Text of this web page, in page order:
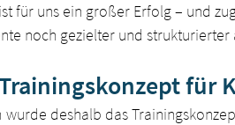
für uns ein großer Erfolg – und
noch gezielter und strukturierter
für
wurde deshalb das